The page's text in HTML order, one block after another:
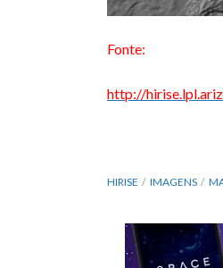
Fonte:
http://
HIRISE IMAGENS